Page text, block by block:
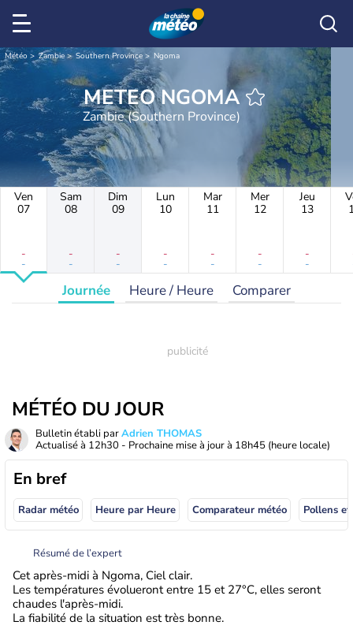
Météo Zambie Southern Province Ngoma
METEO NGOMA
Zambie (Southern Province)
Ven
07
-
-
Sam
08
-
-
Dim
09
-
-
Lun
10
-
-
Mar
11
-
-
Mer
12
-
-
Jeu
13
-
-
Journée Heure / Heure Comparer
MÉTÉO DU JOUR
Bulletin établi parAdrien THOMAS
Actualisé à 12h30 - Prochaine mise à jour à 18h45 (heure locale)
En bref
Radar météo Heure par Heure Comparateur météo Pollens
Résumé de l’expert
Cet après-midi à Ngoma, Ciel clair.
Les températures évolueront entre 15 et 27°C, elles seront
chaudes l'après-midi.
La fiabilité de la situation est très bonne.